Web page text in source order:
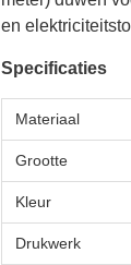
en
Specificaties
Materiaal
Grootte
Kleur
Drukwerk